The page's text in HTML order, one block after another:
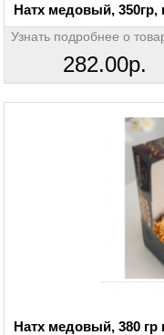
Натх медовый, 350гр,
Узнать подробнее о
282.00р.
Натх медовый, 380 гр